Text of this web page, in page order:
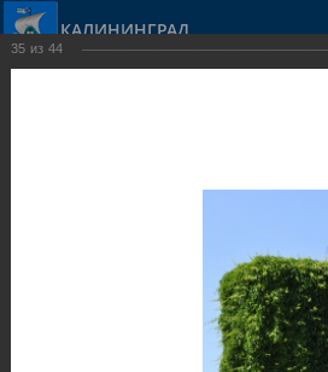
КАЛИНИНГРАД
35 из 44